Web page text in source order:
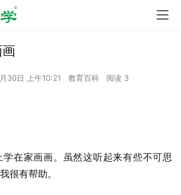
30日 上午10:21 教育百科 阅读 3
在家画画。虽然这听起来有些不可思
很有帮助。